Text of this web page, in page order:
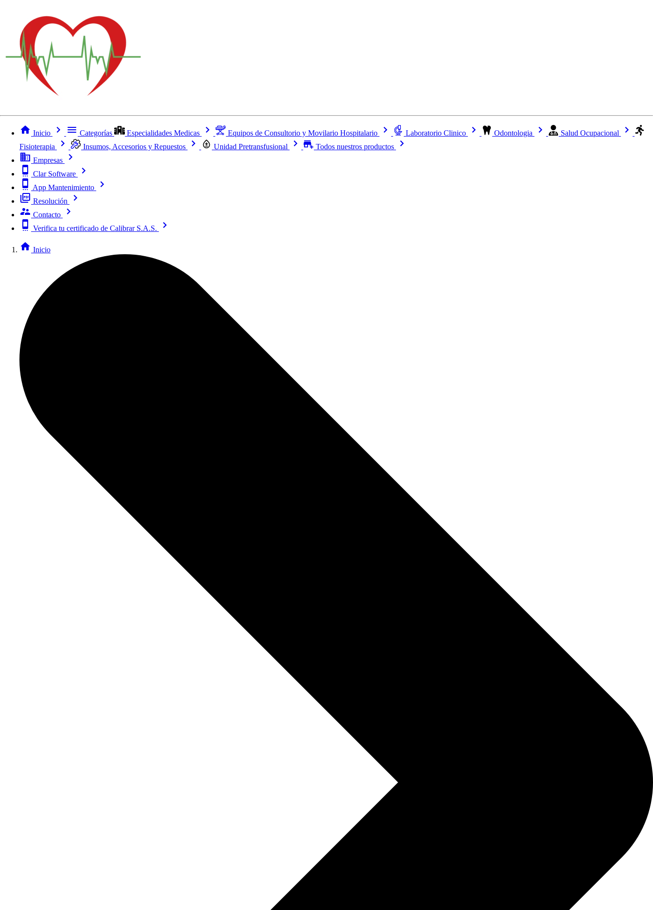
Inicio Categorías Especialidades Medicas Equipos de Consultorio y Movilario Hospitalario Laboratorio Clinico Odontologia
Salud Ocupacional
Fisioterapia
Insumos, Accesorios y Repuestos Unidad Pretransfusional
Todos nuestros productos
Empresas
Clar Software
App Mantenimiento
Resolución
Contacto
Verifica tu certificado de Calibrar S.A.S.
Inicio